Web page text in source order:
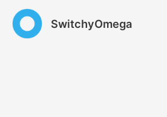
SwitchyOmega